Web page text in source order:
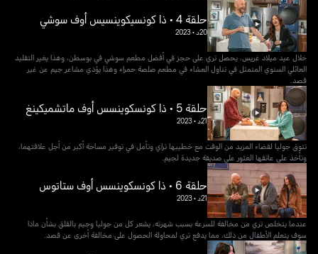
حلقة 4 • ذا كونسيكوينسيس أوف سوشي
20د •
2023
خلال عيد ميلاد غريس، يحصل تري على حجز في أفضل مطعم سوشي في بوسطن، وهذا يغير التقليد
العائلي السنوي المتمثل في تناول العشاء في مطعم صلصة حمراء وهذا يؤذي مشاعر جيم عن غير
قصد.
حلقة 5 • ذا كونسكوينسس أوف ماتشميكينغ
21د •
2023
تتوق جوليا لقضاء المزيد من الوقت مع خطيبها تراي وتأمل في توفير مساحة أكبر من أجل علاقتهما،
وتأخذ على عاتقها العثور على صديقة جديدة لجيم.
حلقة 6 • ذا كونسكوينسس أوف ستاتوس
21د •
2023
عندما يتخلص تري من مخالفة للسرعة بسبب شهرته، يشعر كل من جوليا وجيم بالقلق بشأن ماذا
سوف يتعلم الأطفال من ذلك، مما يدفع تري لمحاولة الحصول على مخالفة أخرى عن قصد.